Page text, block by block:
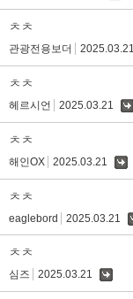
ㅊㅊ
관광전용보더 2025.03.21
ㅊㅊ
헤르시언 2025.03.21
ㅊㅊ
해인OX 2025.03.21
ㅊㅊ
eaglebord 2025.03.21
ㅊㅊ
심즈 2025.03.21